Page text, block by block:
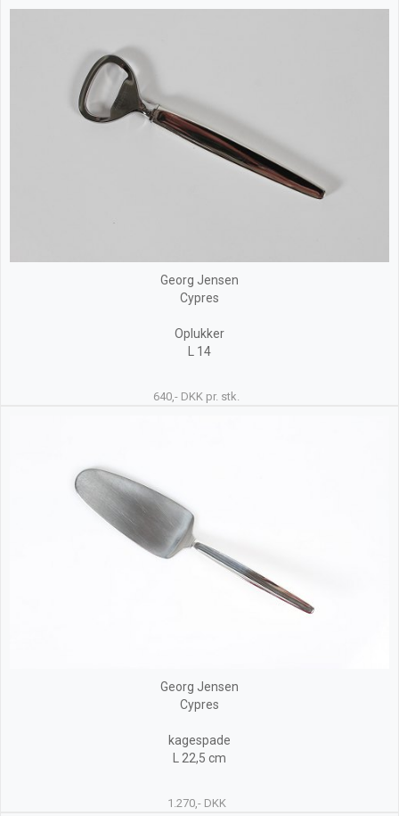
Georg Jensen
Cypres
Oplukker
L 14
640,- DKK pr. stk.
Georg Jensen
Cypres
kagespade
L 22,5 cm
1.270,- DKK